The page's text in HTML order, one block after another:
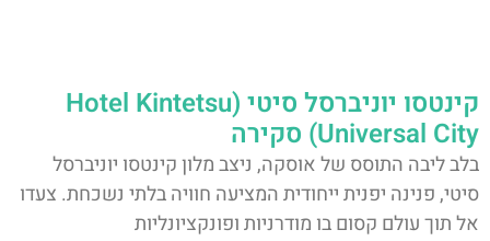
קינטסו יוניברסל סיטי (Hotel Kintetsu
Universal City) סקירה
בלב ליבה התוסס של אוסקה, ניצב מלון קינטסו יוניברסל
סיטי, פנינה יפנית ייחודית המציעה חוויה בלתי נשכחת. צעדו
אל תוך עולם קסום בו מודרניות ופונקציונליות